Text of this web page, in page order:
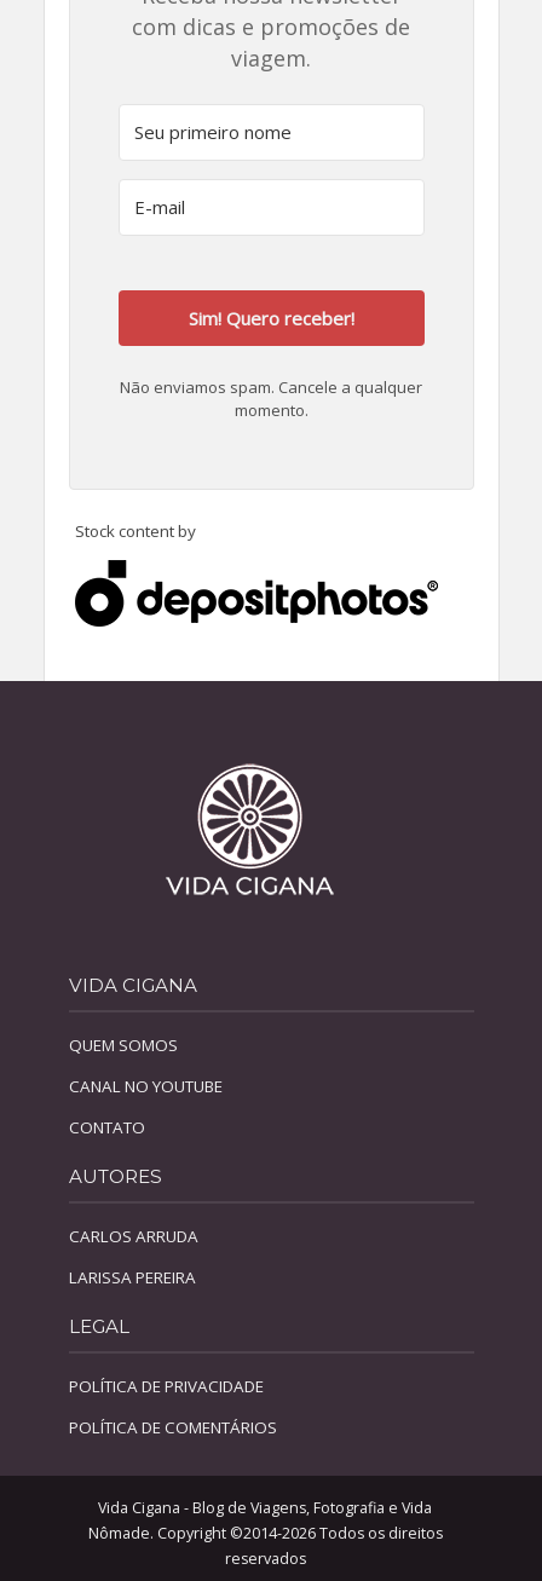
com dicas e promoções de
viagem.
Sim! Quero receber!
Não enviamos spam. Cancele a qualquer
momento.
Stock content by
VIDA CIGANA
QUEM SOMOS
CANAL NO YOUTUBE
CONTATO
AUTORES
CARLOS ARRUDA
LARISSA PEREIRA
LEGAL
POLÍTICA DE PRIVACIDADE
POLÍTICA DE COMENTÁRIOS
Vida Cigana - Blog de Viagens, Fotografia e Vida
Nômade. Copyright ©2014-2026 Todos os direitos
reservados